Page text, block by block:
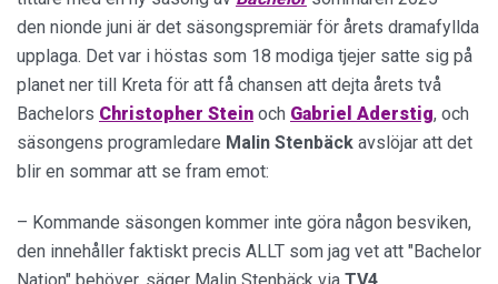
den nionde juni är det säsongspremiär för årets dramafyllda
upplaga. Det var i höstas som 18 modiga tjejer satte sig på
planet ner till Kreta för att få chansen att dejta årets två
Bachelors Christopher Stein och Gabriel Aderstig, och
säsongens programledare Malin Stenbäck avslöjar att det
blir en sommar att se fram emot:
– Kommande säsongen kommer inte göra någon besviken,
den innehåller faktiskt precis ALLT som jag vet att "Bachelor